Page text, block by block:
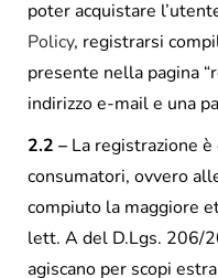
poter acquistare
Policy, registrarsi
presente nella pagina
indirizzo e-mail e una
2.2 – La registrazione
consumatori, ovvero
compiuto la maggiore
lett. A del D.Lgs. 206/
agiscano per scopi